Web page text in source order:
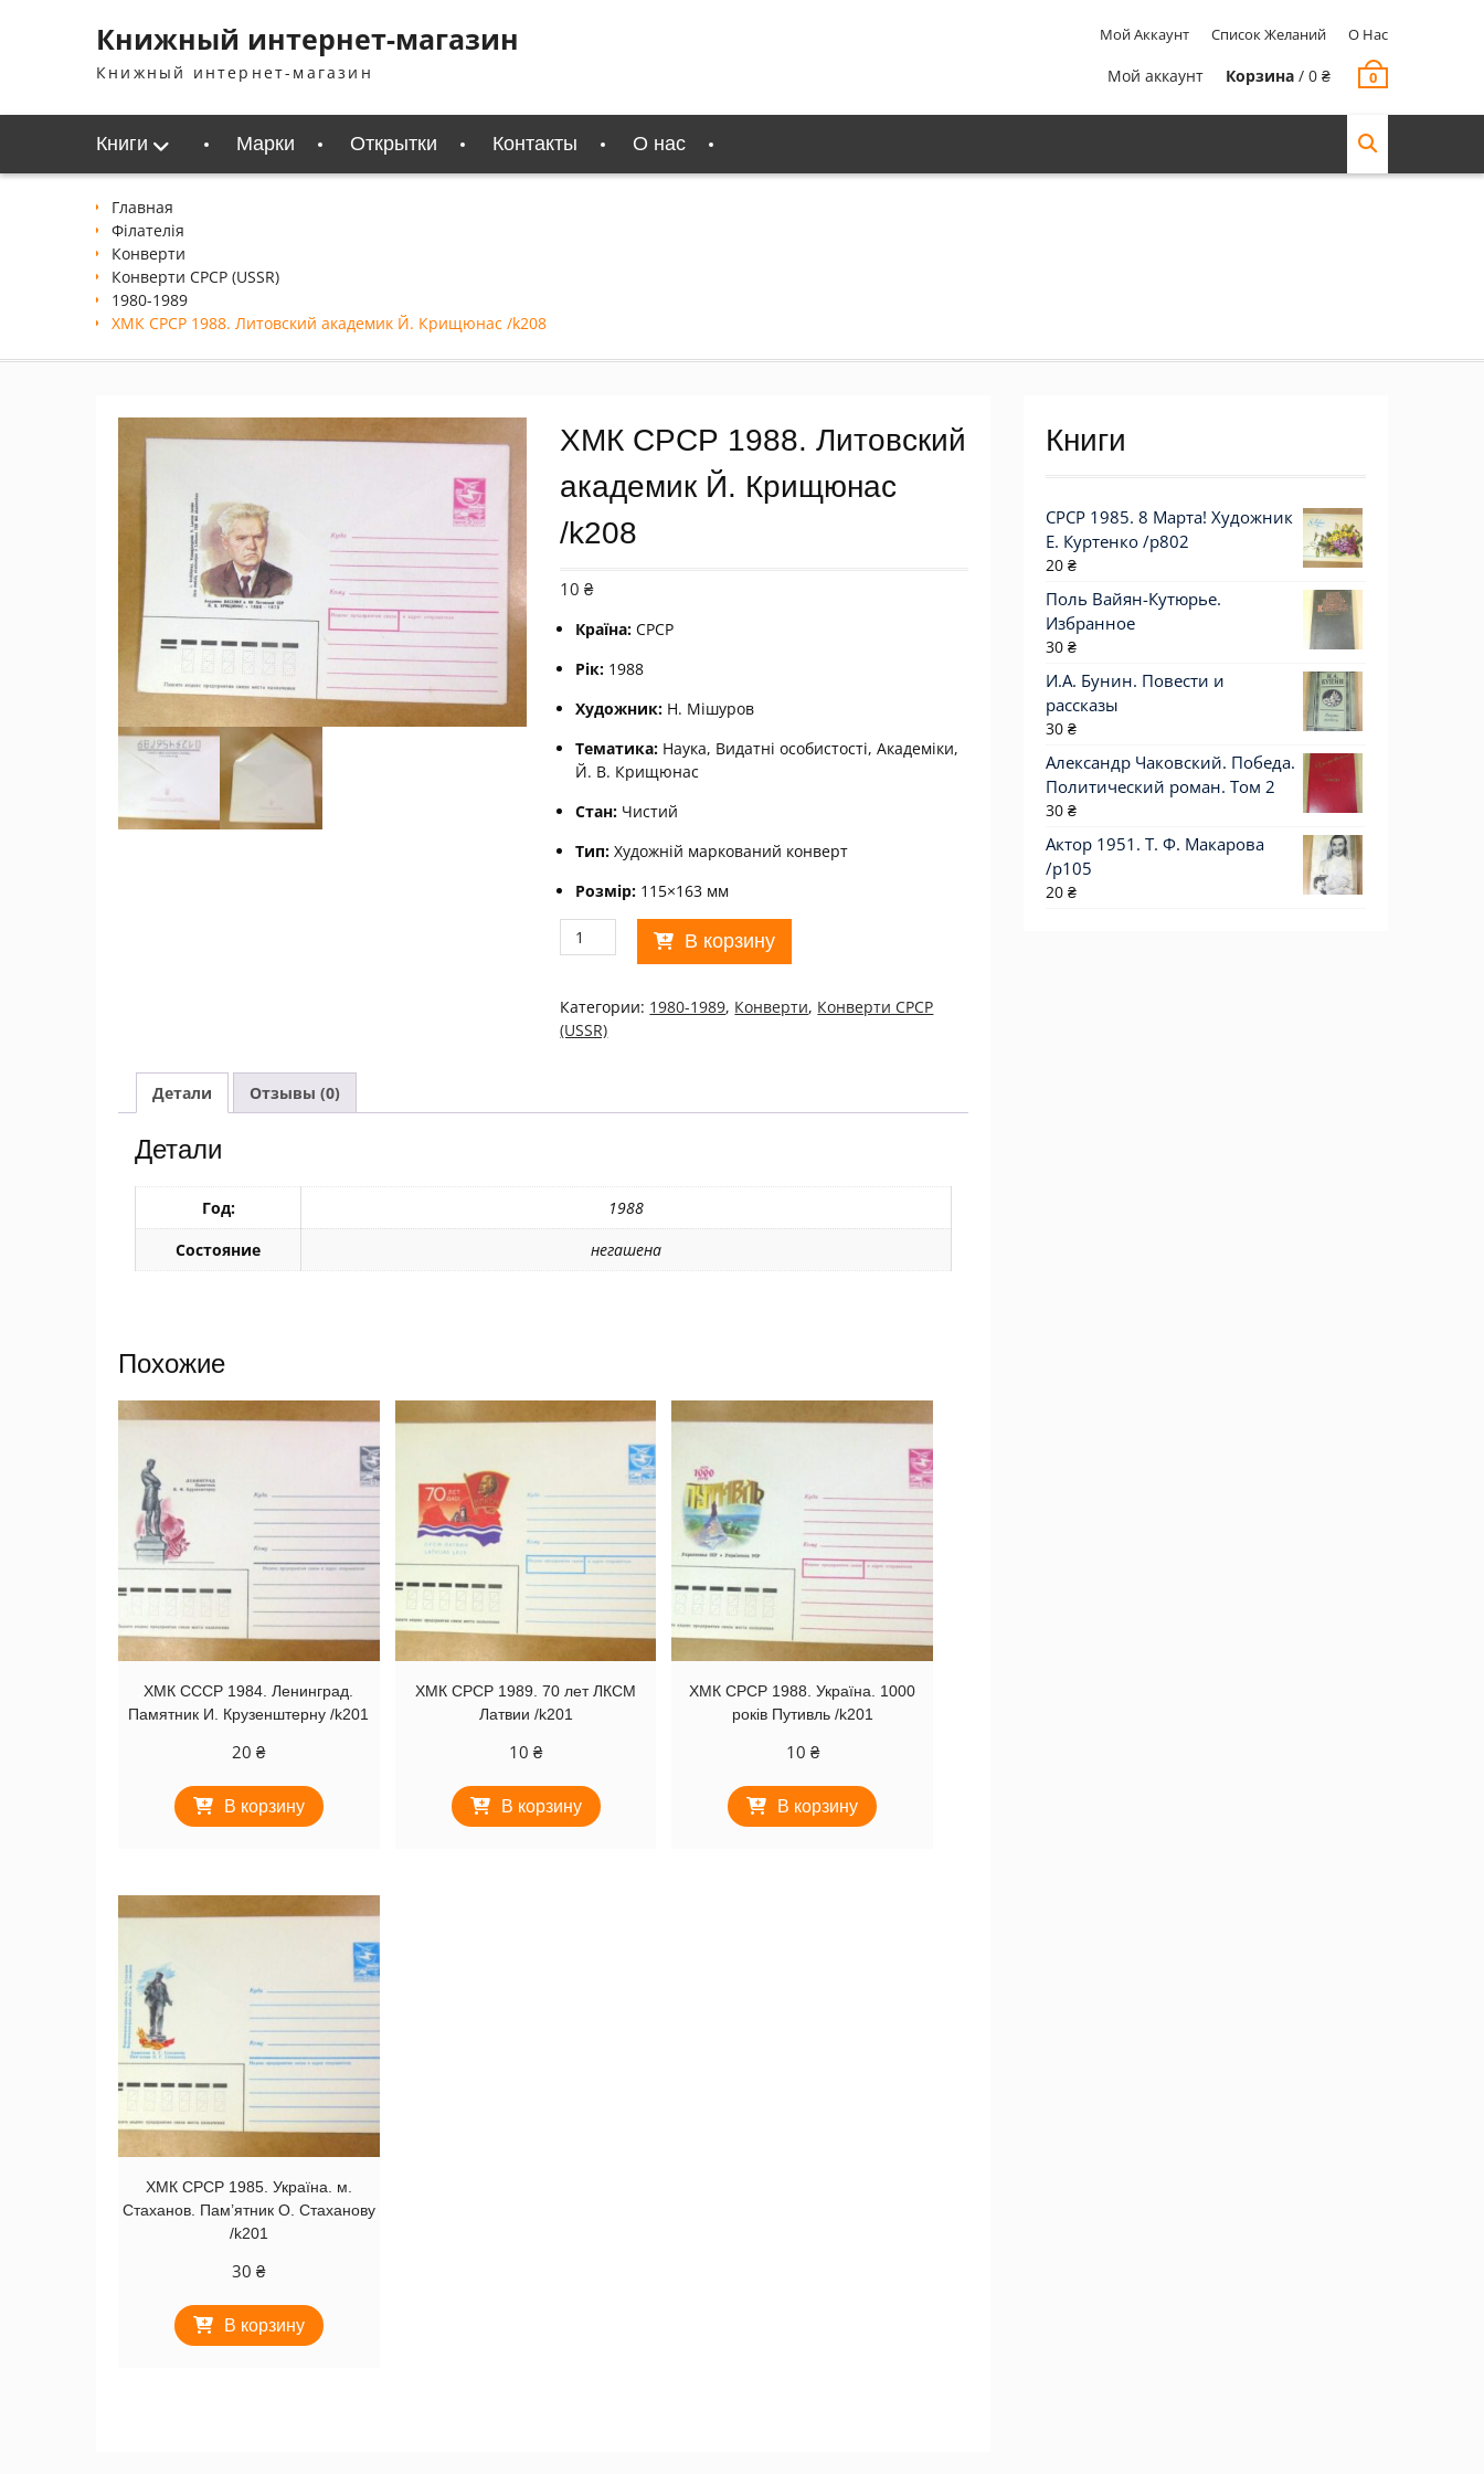
содержимомуКнижный интернет-магазин
Книжный интернет-магазин
Мой Аккаунт Список Желаний О Нас
Мой аккаунт Корзина / 0 ₴ 0
Книги Марки Открытки Контакты О нас
Главная
Філателія
Конверти
Конверти СРСР (USSR)
1980-1989
ХМК СРСР 1988. Литовский академик Й. Крищюнас /k208
ХМК СРСР 1988. Литовский
академик Й. Крищюнас
/k208
10₴
Країна: СРСР
Рік: 1988
Художник: Н. Мішуров
Тематика: Наука, Видатні особистості, Академіки,
Й. В. Крищюнас
Стан: Чистий
Тип: Художній маркований конверт
Розмір: 115×163 мм
Количество
товара
СРСР
1988.
Литовский
Крищюнас
В корзину
Категории: 1980-1989, Конверти, Конверти СРСР
(USSR)
Детали Отзывы (0)
Детали
Год:
1988
Состояние
негашена
Похожие
ХМК СССР 1984. Ленинград.
Памятник И. Крузенштерну /k201
20₴
В корзину
ХМК СРСР 1989. 70 лет ЛКСМ
Латвии /k201
10 ₴
В корзину
ХМК СРСР 1988. Україна. 1000
років Путивль /k201
10 ₴
В корзину
ХМК СРСР 1985. Україна. м.
Стаханов. Пам’ятник О. Стаханову
/k201
30₴
В корзину
Книги
СРСР 1985. 8 Марта! Художник
Е. Куртенко /р802
20 ₴
Поль Вайян-Кутюрье.
Избранное
30 ₴
И.А. Бунин. Повести и
рассказы
30 ₴
Александр Чаковский. Победа.
Политический роман. Том 2
30 ₴
Актор 1951. Т. Ф. Макарова
/p105
20 ₴